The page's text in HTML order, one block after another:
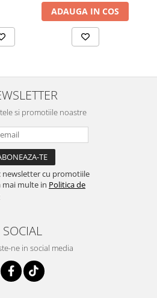
ADAUGA IN COS
si promotiile noastre
newsletter cu promotiile
mai multe in Politica de
SOCIAL
ne in social media